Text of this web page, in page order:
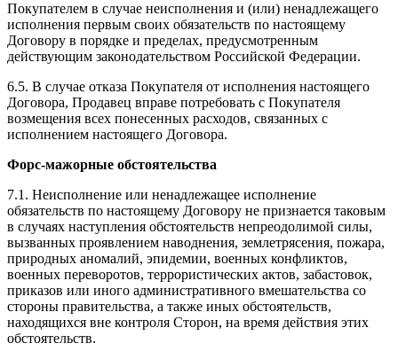
Покупателем в случае неисполнения и (или) ненадлежащего
исполнения первым своих обязательств по настоящему
Договору в порядке и пределах, предусмотренным
действующим законодательством Российской Федерации.
6.5. В случае отказа Покупателя от исполнения настоящего
Договора, Продавец вправе потребовать с Покупателя
возмещения всех понесенных расходов, связанных с
исполнением настоящего Договора.
Форс-мажорные обстоятельства
7.1. Неисполнение или ненадлежащее исполнение
обязательств по настоящему Договору не признается таковым
в случаях наступления обстоятельств непреодолимой силы,
вызванных проявлением наводнения, землетрясения, пожара,
природных аномалий, эпидемии, военных конфликтов,
военных переворотов, террористических актов, забастовок,
приказов или иного административного вмешательства со
стороны правительства, а также иных обстоятельств,
находящихся вне контроля Сторон, на время действия этих
обстоятельств.